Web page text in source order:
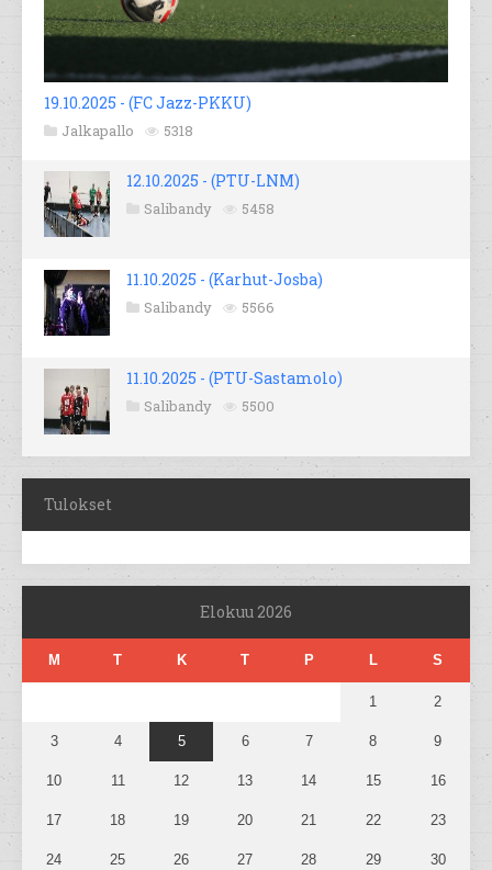
19.10.2025 - (FC Jazz-PKKU)
Jalkapallo 5318
12.10.2025 - (PTU-LNM)
Salibandy 5458
11.10.2025 - (Karhut-Josba)
Salibandy 5566
11.10.2025 - (PTU-Sastamolo)
Salibandy 5500
Tulokset
Elokuu 2026
M T K T P L S
1 2
3 4 5 6 7 8 9
10 11 12 13 14 15 16
17 18 19 20 21 22 23
24 25 26 27 28 29 30